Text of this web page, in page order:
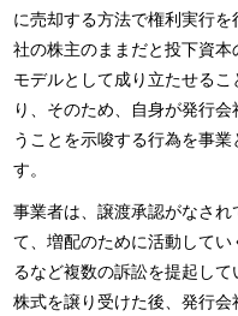
に売却する方法で権利実行
社の株主のままだと投下資
モデルとして成り立たせる
り、そのため、自身が発行
うことを示唆する行為を事
す。
事業者は、譲渡承認がなさ
て、増配のために活動して
るなど複数の訴訟を提起して
株式を譲り受けた後、発行会